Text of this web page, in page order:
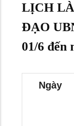
LỊCH
ĐẠO
01/6 đến
Ngày